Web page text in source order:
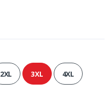
2XL 3XL 4XL